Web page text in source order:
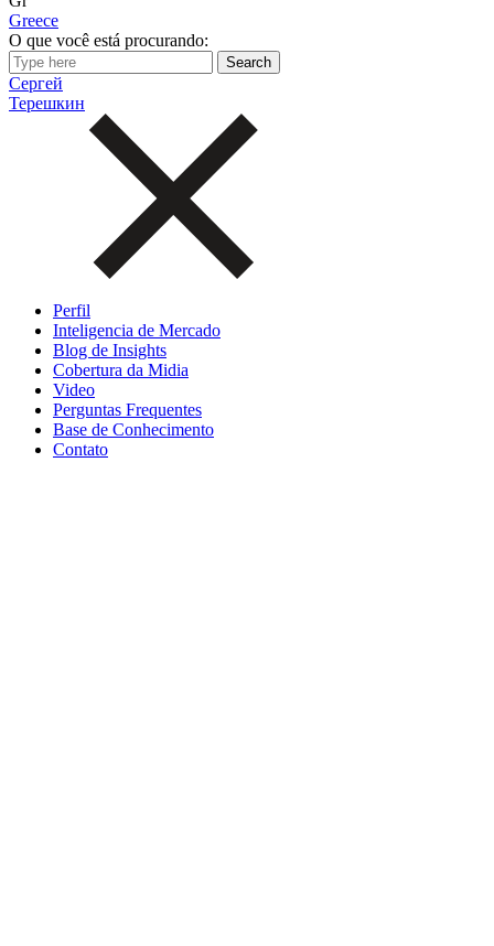
Greece
O que você está procurando:
Сергей
Терешкин
Perfil
Inteligencia de Mercado
Blog de Insights
Cobertura da Midia
Video
Perguntas Frequentes
Base de Conhecimento
Contato